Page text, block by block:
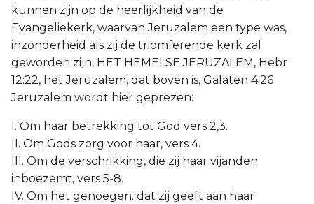
kunnen zijn op de heerlijkheid van de
Evangeliekerk, waarvan Jeruzalem een type was,
inzonderheid als zij de triomferende kerk zal
geworden zijn, HET HEMELSE JERUZALEM, Hebr
12:22, het Jeruzalem, dat boven is, Galaten 4:26
Jeruzalem wordt hier geprezen:
I. Om haar betrekking tot God vers 2,3.
II. Om Gods zorg voor haar, vers 4.
III. Om de verschrikking, die zij haar vijanden
inboezemt, vers 5-8.
IV. Om het genoegen. dat zij geeft aan haar